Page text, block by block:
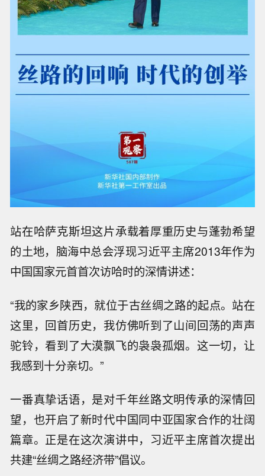
站在哈萨克斯坦这片承载着厚重历史与蓬勃希望
的土地，脑海中总会浮现习近平主席2013年作为
中国国家元首首次访哈时的深情讲述：
“我的家乡陕西，就位于古丝绸之路的起点。站在
这里，回首历史，我仿佛听到了山间回荡的声声
驼铃，看到了大漠飘飞的袅袅孤烟。这一切，让
我感到十分亲切。”
一番真挚话语，是对千年丝路文明传承的深情回
望，也开启了新时代中国同中亚国家合作的壮阔
篇章。正是在这次演讲中，习近平主席首次提出
共建“丝绸之路经济带”倡议。